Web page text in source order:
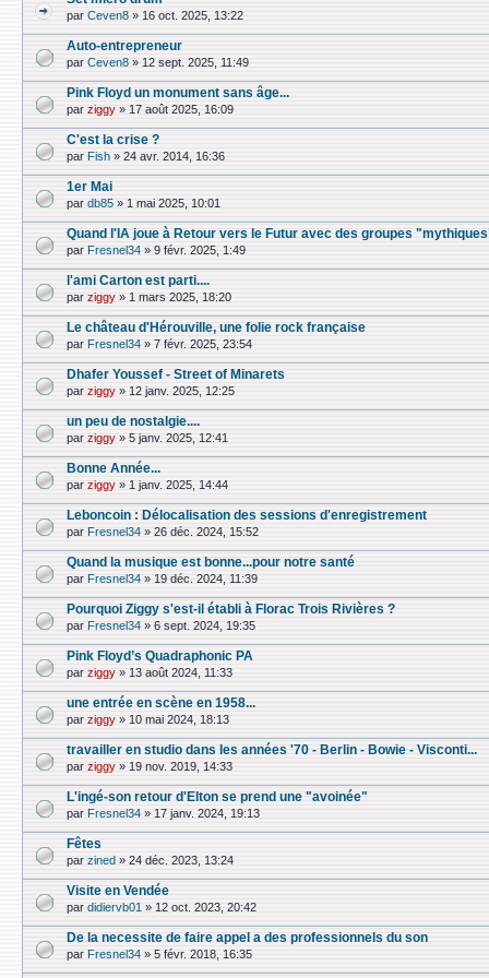
par Ceven8 » 16 oct. 2025, 13:22
Auto-entrepreneur
par Ceven8 » 12 sept. 2025, 11:49
Pink Floyd un monument sans âge...
par ziggy » 17 août 2025, 16:09
C'est la crise ?
par Fish » 24 avr. 2014, 16:36
1er Mai
par db85 » 1 mai 2025, 10:01
Quand l'IA joue à Retour vers le Futur avec des groupes
par Fresnel34 » 9 févr. 2025, 1:49
l'ami Carton est parti....
par ziggy » 1 mars 2025, 18:20
Le château d'Hérouville, une folie rock française
par Fresnel34 » 7 févr. 2025, 23:54
Dhafer Youssef - Street of Minarets
par ziggy » 12 janv. 2025, 12:25
un peu de nostalgie....
par ziggy » 5 janv. 2025, 12:41
Bonne Année...
par ziggy » 1 janv. 2025, 14:44
Leboncoin : Délocalisation des sessions d'enregistrement
par Fresnel34 » 26 déc. 2024, 15:52
Quand la musique est bonne...pour notre santé
par Fresnel34 » 19 déc. 2024, 11:39
Pourquoi Ziggy s'est-il établi à Florac Trois Rivières ?
par Fresnel34 » 6 sept. 2024, 19:35
Pink Floyd’s Quadraphonic PA
par ziggy » 13 août 2024, 11:33
une entrée en scène en 1958...
par ziggy » 10 mai 2024, 18:13
travailler en studio dans les années '70 - Berlin - Bowie - Visconti...
par ziggy » 19 nov. 2019, 14:33
L'ingé-son retour d'Elton se prend une "avoinée"
par Fresnel34 » 17 janv. 2024, 19:13
Fêtes
par zined » 24 déc. 2023, 13:24
Visite en Vendée
par didiervb01 » 12 oct. 2023, 20:42
De la necessite de faire appel a des professionnels du son
par Fresnel34 » 5 févr. 2018, 16:35